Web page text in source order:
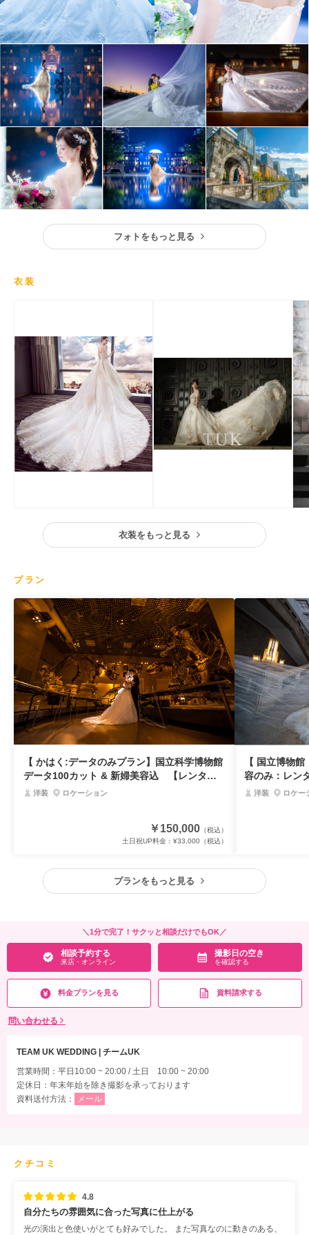
フォトをもっと見る
衣装
衣装をもっと見る
プラン
【 かはく:データのみプラン】国立科学博物館
データ100カット & 新婦美容込 【レンタル
なし】
洋装 ロケーション
￥150,000 （税込）
土日祝UP料金： ¥33,000 （税込）
【 国立博物
容のみ：レン
洋装 ロケー
プランをもっと見る
＼1分で完了！サクッと相談だけでもOK／
相談予約する
来店・オンライン
撮影日の空き
を確認する
料金プランを見る 資料請求する
問い合わせる
TEAM UK WEDDING | チームUK
営業時間：平日10:00 ~ 20:00 / 土日 10:00 ~ 20:00
定休日：年末年始を除き撮影を承っております
資料送付方法：
メール
クチコミ
4.8
自分たちの雰囲気に合った写真に仕上がる
光の演出と色使いがとても好みでした。 また写真なのに動きのある、